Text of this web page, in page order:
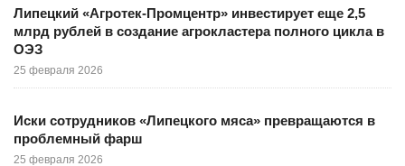
Липецкий «Агротек-Промцентр» инвестирует еще 2,5
млрд рублей в создание агрокластера полного цикла в
ОЭЗ
25 февраля 2026
Иски сотрудников «Липецкого мяса» превращаются в
проблемный фарш
25 февраля 2026